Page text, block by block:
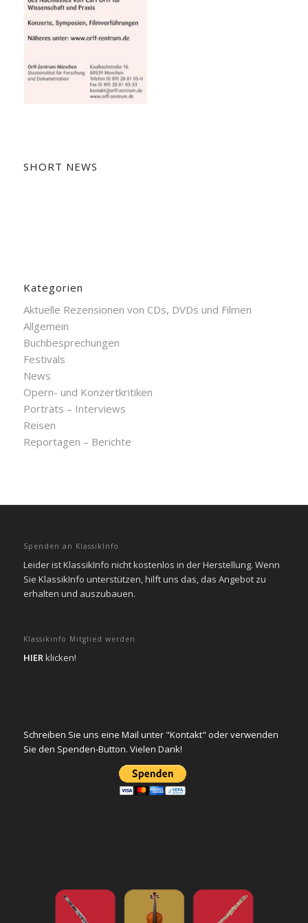
SHORT NEWS
Kategorien
Aktuelle Rezensionen von CDs, DVDs und Filmen
Allgemein
Buchbesprechungen
Festivals
News
Opern- und Konzertkritiken
Porträts – Interviews
Reisen
Reportagen – Berichte
Spenden an KlassikInfo
Leider ist KlassikInfo nicht kostenlos in der Herstellung. Wenn
Sie KlassikInfo unterstützen, hilft uns das, das Angebot zu
erhalten und auszubauen.
Klassikinfo Mitglied werden
HIERklicken!
Schreiben Sie uns eine Mail unter "Kontakt" oder verwenden
Sie den Spenden-Button. Vielen Dank!